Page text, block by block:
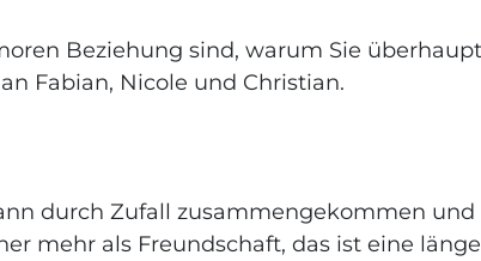
Beziehung sind, warum Sie
Fabian, Nicole und Christian.
durch Zufall zusammengekommen und
mehr als Freundschaft, das ist eine